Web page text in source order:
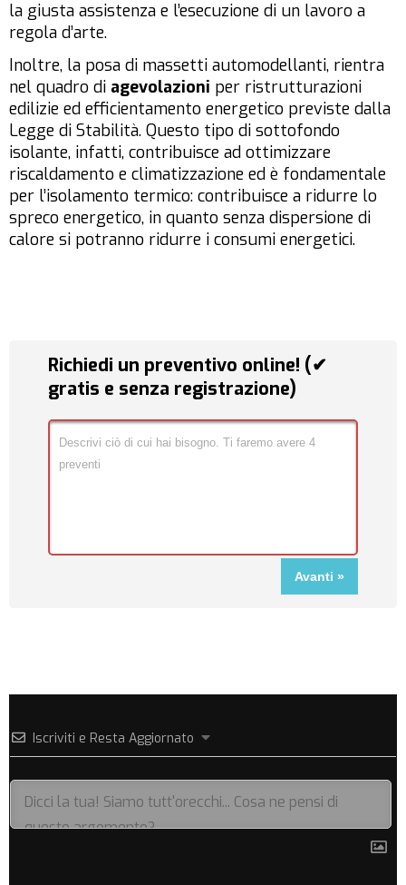
la giusta assistenza e l’esecuzione di un lavoro a
regola d’arte.
Inoltre, la posa di massetti automodellanti, rientra
nel quadro di agevolazioni per ristrutturazioni
edilizie ed efficientamento energetico previste dalla
Legge di Stabilità. Questo tipo di sottofondo
isolante, infatti, contribuisce ad ottimizzare
riscaldamento e climatizzazione ed è fondamentale
per l’isolamento termico: contribuisce a ridurre lo
spreco energetico, in quanto senza dispersione di
calore si potranno ridurre i consumi energetici.
Richiedi un preventivo online! (✔
gratis e senza registrazione)
Iscriviti e Resta Aggiornato